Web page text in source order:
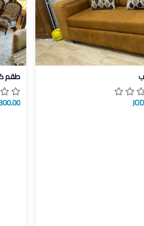
طقن كنب عرض
طقم
JOD